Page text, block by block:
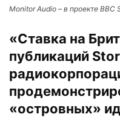
Monitor Audio – в проекте BBC
«Ставка на
публикаций
«островных»